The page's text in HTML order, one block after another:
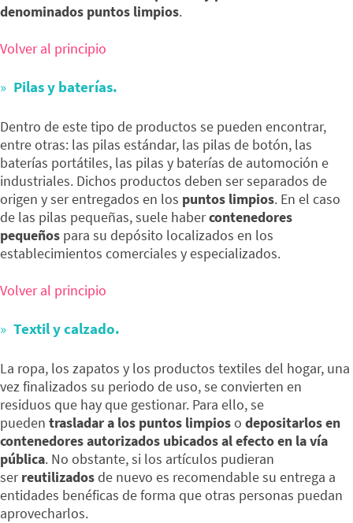
denominados puntos limpios.
Volver al principio
Pilas y baterías.
Dentro de este tipo de productos se pueden encontrar,
entre otras: las pilas estándar, las pilas de botón, las
baterías portátiles, las pilas y baterías de automoción e
industriales. Dichos productos deben ser separados de
origen y ser entregados en los puntos limpios. En el caso
de las pilas pequeñas, suele habercontenedores
pequeños para su depósito localizados en los
establecimientos comerciales y especializados.
Volver al principio
Textil y calzado.
La ropa, los zapatos y los productos textiles del hogar, una
vez finalizados su periodo de uso, se convierten en
residuos que hay que gestionar. Para ello, se
pueden trasladar a los puntos limpioso depositarlos en
contenedores autorizados ubicados al efecto en la vía
pública. No obstante, si los artículos pudieran
serreutilizadosde nuevo es recomendable su entrega a
entidades benéficas de forma que otras personas puedan
aprovecharlos.